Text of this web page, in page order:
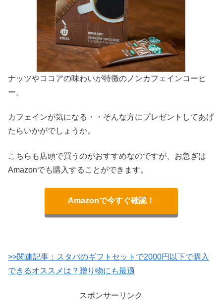
ナッツやココアの味わいが特徴のノンカフェインコーヒ
ー。
カフェインが気になる・・そんな方にプレゼントしてあげ
たらいかがでしょうか。
こちらも店頭で買うのがおすすめなのですが、お急ぎは
Amazonでも購入することができます。
Amazonで今すぐ確認！
>>関連記事：スタバのギフトセットで2000円以下で購入
できるオススメは？贈り物にも最適
スポンサーリンク